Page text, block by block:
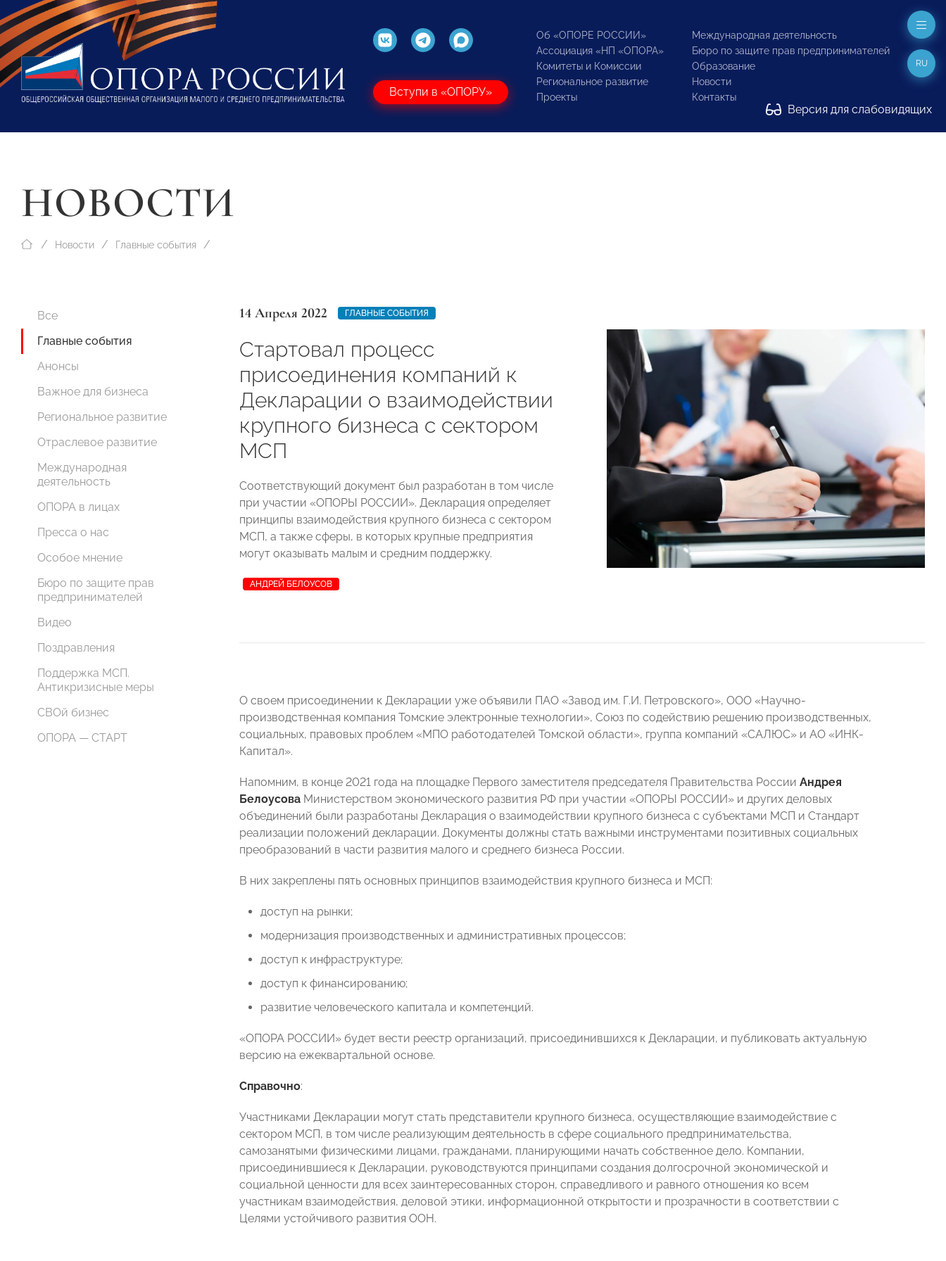
Вступи в «ОПОРУ»
Об «ОПОРЕ РОССИИ»
Ассоциация «НП «ОПОРА»
Комитеты и Комиссии
Региональное развитие
Проекты
Международная деятельность
Бюро по защите прав предпринимателей
Образование
Новости
Контакты
Версия для слабовидящих
RU
НОВОСТИ
Новости Главные события
Все
Главные события
Анонсы
Важное для бизнеса
Региональное развитие
Отраслевое развитие
Международная
деятельность
ОПОРА в лицах
Пресса о нас
Особое мнение
Бюро по защите прав
предпринимателей
Видео
Поздравления
Поддержка МСП.
Антикризисные меры
СВОй бизнес
ОПОРА — СТАРТ
14 Апреля 2022 ГЛАВНЫЕ СОБЫТИЯ
Стартовал процесс
присоединения компаний к
Декларации о взаимодействии
крупного бизнеса с сектором
МСП
Соответствующий документ был разработан в том числе
при участии «ОПОРЫ РОССИИ». Декларация определяет
принципы взаимодействия крупного бизнеса с сектором
МСП, а также сферы, в которых крупные предприятия
могут оказывать малым и средним поддержку.
АНДРЕЙ БЕЛОУСОВ
О своем присоединении к Декларации уже объявили ПАО «Завод им. Г.И. Петровского», ООО «Научно-
производственная компания Томские электронные технологии», Союз по содействию решению производственных,
социальных, правовых проблем «МПО работодателей Томской области», группа компаний «САЛЮС» и АО «ИНК-
Капитал».
Напомним, в конце 2021 года на площадке Первого заместителя председателя Правительства России Андрея
Белоусова Министерством экономического развития РФ при участии «ОПОРЫ РОССИИ» и других деловых
объединений были разработаны Декларация о взаимодействии крупного бизнеса с субъектами МСП и Стандарт
реализации положений декларации. Документы должны стать важными инструментами позитивных социальных
преобразований в части развития малого и среднего бизнеса России.
В них закреплены пять основных принципов взаимодействия крупного бизнеса и МСП:
доступ на рынки;
модернизация производственных и административных процессов;
доступ к инфраструктуре;
доступ к финансированию;
развитие человеческого капитала и компетенций.
«ОПОРА РОССИИ» будет вести реестр организаций, присоединившихся к Декларации, и публиковать актуальную
версию на ежеквартальной основе.
Справочно:
Участниками Декларации могут стать представители крупного бизнеса, осуществляющие взаимодействие с
сектором МСП, в том числе реализующим деятельность в сфере социального предпринимательства,
самозанятыми физическими лицами, гражданами, планирующими начать собственное дело. Компании,
присоединившиеся к Декларации, руководствуются принципами создания долгосрочной экономической и
социальной ценности для всех заинтересованных сторон, справедливого и равного отношения ко всем
участникам взаимодействия, деловой этики, информационной открытости и прозрачности в соответствии с
Целями устойчивого развития ООН.